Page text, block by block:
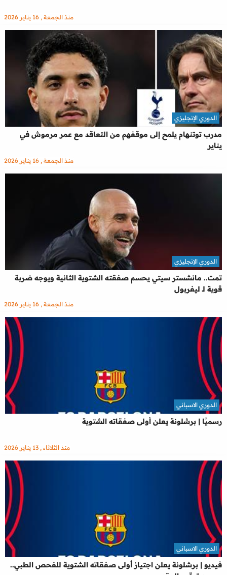
منذ الجمعة , 16 يناير 2026
مدرب توتنهام يلمح إلى موقفهم من التعاقد مع عمر مرموش في
يناير
الدوري الإنجليزي
منذ الجمعة , 16 يناير 2026
تمت.. مانشستر سيتي يحسم صفقته الشتوية الثانية ويوجه ضربة
قوية لـ ليفربول
الدوري الإنجليزي
منذ الجمعة , 16 يناير 2026
رسميًا | برشلونة يعلن أولى صفقاته الشتوية
الدوري الاسباني
منذ الثلاثاء , 13 يناير 2026
فيديو | برشلونة يعلن اجتياز أولى صفقاته الشتوية للفحص الطبي..
الدوري الاسباني